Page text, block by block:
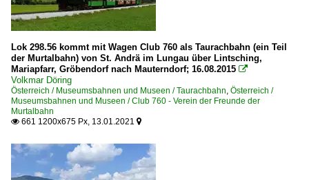
Lok 298.56 kommt mit Wagen Club 760 als Taurachbahn (ein Teil
der Murtalbahn) von St. Andrä im Lungau über Lintsching,
Mariapfarr, Gröbendorf nach Mauterndorf; 16.08.2015 
Volkmar Döring
Österreich / Museumsbahnen und Museen / Taurachbahn, Österreich /
Museumsbahnen und Museen / Club 760 - Verein der Freunde der
Murtalbahn
 661 1200x675 Px, 13.01.2021 